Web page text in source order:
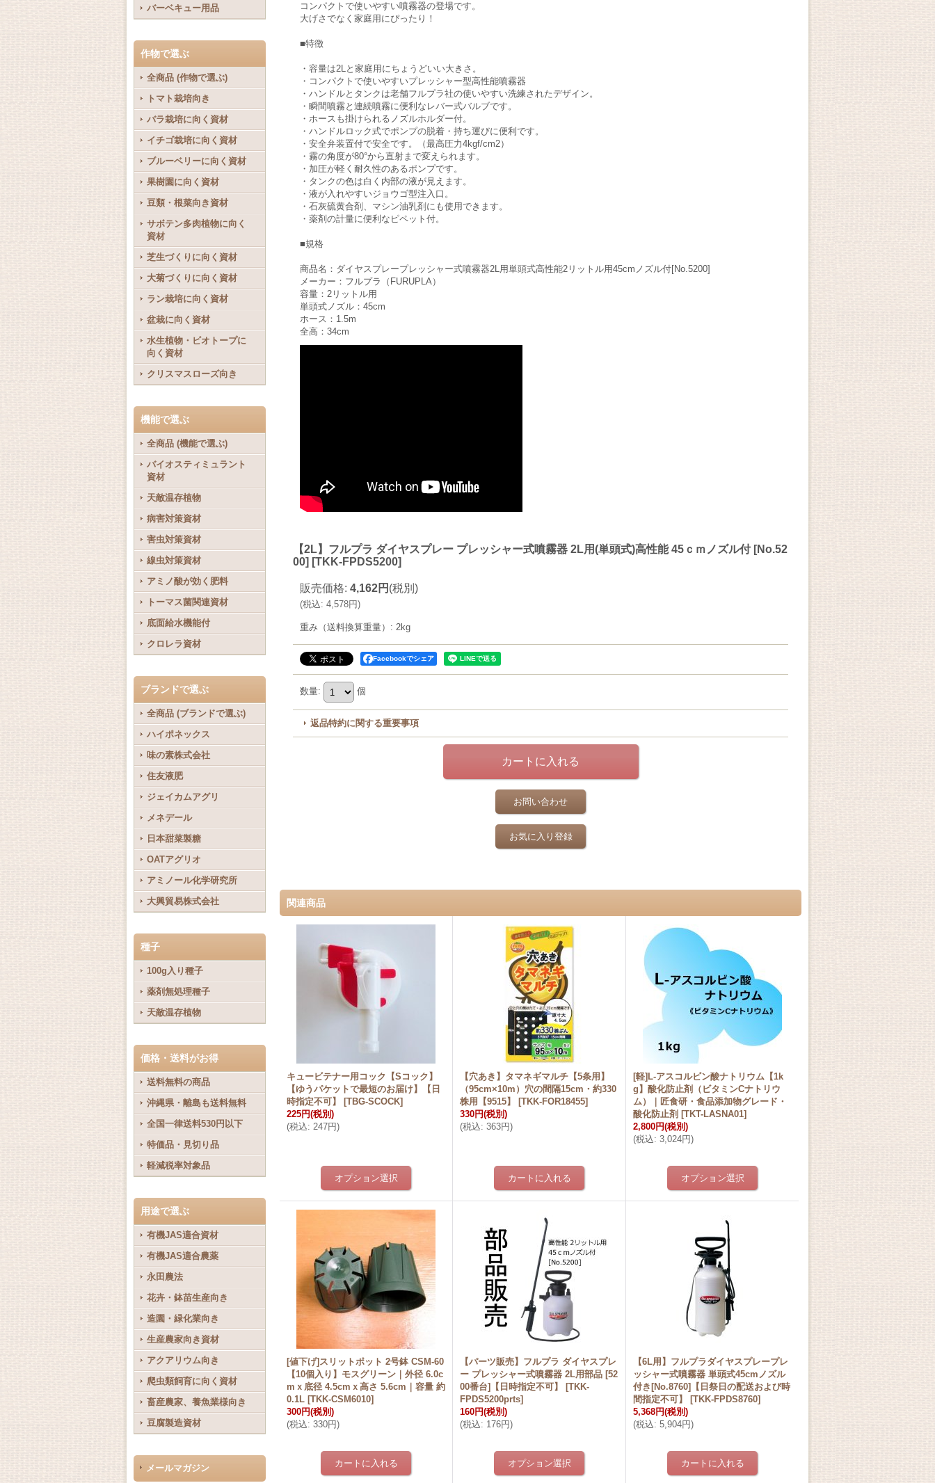
バーベキュー用品
作物で選ぶ
全商品 (作物で選ぶ)
トマト栽培向き
バラ栽培に向く資材
イチゴ栽培に向く資材
ブルーベリーに向く資材
果樹園に向く資材
豆類・根菜向き資材
サボテン多肉植物に向く
資材
芝生づくりに向く資材
大菊づくりに向く資材
ラン栽培に向く資材
盆栽に向く資材
水生植物・ビオトープに
向く資材
クリスマスローズ向き
機能で選ぶ
全商品 (機能で選ぶ)
バイオスティミュラント
資材
天敵温存植物
病害対策資材
害虫対策資材
線虫対策資材
アミノ酸が効く肥料
トーマス菌関連資材
底面給水機能付
クロレラ資材
ブランドで選ぶ
全商品 (ブランドで選ぶ)
ハイポネックス
味の素株式会社
住友液肥
ジェイカムアグリ
メネデール
日本甜菜製糖
OATアグリオ
アミノール化学研究所
大興貿易株式会社
種子
100g入り種子
薬剤無処理種子
天敵温存植物
価格・送料がお得
送料無料の商品
沖縄県・離島も送料無料
全国一律送料530円以下
特価品・見切り品
軽減税率対象品
用途で選ぶ
有機JAS適合資材
有機JAS適合農薬
永田農法
花卉・鉢苗生産向き
造園・緑化業向き
生産農家向き資材
アクアリウム向き
爬虫類飼育に向く資材
畜産農家、養魚業様向き
豆腐製造資材
メールマガジン
コンパクトで使いやすい噴霧器の登場です。
大げさでなく家庭用にぴったり！
■特徴
・容量は2Lと家庭用にちょうどいい大きさ。
・コンパクトで使いやすいプレッシャー型高性能噴霧器
・ハンドルとタンクは老舗フルプラ社の使いやすい洗練されたデザイン。
・瞬間噴霧と連続噴霧に便利なレバー式バルブです。
・ホースも掛けられるノズルホルダー付。
・ハンドルロック式でポンプの脱着・持ち運びに便利です。
・安全弁装置付で安全です。（最高圧力4kgf/cm2）
・霧の角度が80°から直射まで変えられます。
・加圧が軽く耐久性のあるポンプです。
・タンクの色は白く内部の液が見えます。
・液が入れやすいジョウゴ型注入口。
・石灰硫黄合剤、マシン油乳剤にも使用できます。
・薬剤の計量に便利なピペット付。
■規格
商品名：ダイヤスプレープレッシャー式噴霧器2L用単頭式高性能2リットル用45cmノズル付[No.5200]
メーカー：フルプラ（FURUPLA）
容量：2リットル用
単頭式ノズル：45cm
ホース：1.5m
全高：34cm
【2L】フルプラ ダイヤスプレー プレッシャー式噴霧器 2L用(単頭式)高性能 45ｃｍノズル付 [No.52
00] [TKK-FPDS5200]
販売価格: 4,162円 (税別)
(税込: 4,578円)
重み（送料換算重量） : 2kg
Facebookでシェア
数量: 個
返品特約に関する重要事項
お問い合わせ
お気に入り登録
関連商品
キュービテナー用コック【Sコック】
【ゆうパケットで最短のお届け】【日
時指定不可】
[TBG-SCOCK]
225円(税別)
(税込: 247円)
【穴あき】タマネギマルチ【5条用】
（95cm×10m）穴の間隔15cm・約330
株用【9515】
[TKK-FOR18455]
330円(税別)
(税込: 363円)
[軽]L-アスコルビン酸ナトリウム【1k
g】酸化防止剤（ビタミンCナトリウ
ム）｜匠食研・食品添加物グレード・
酸化防止剤 [TKT-LASNA01]
2,800円(税別)
(税込: 3,024円)
[値下げ]スリットポット 2号鉢 CSM-60
【10個入り】モスグリーン｜外径 6.0c
mｘ底径 4.5cmｘ高さ 5.6cm｜容量 約
0.1L [TKK-CSM6010]
300円(税別)
(税込: 330円)
【パーツ販売】フルプラ ダイヤスプレ
ー プレッシャー式噴霧器 2L用部品 [52
00番台]【日時指定不可】
[TKK-
FPDS5200prts]
160円(税別)
(税込: 176円)
【6L用】フルプラダイヤスプレープレ
ッシャー式噴霧器 単頭式45cmノズル
付き[No.8760]【日祭日の配送および時
間指定不可】
[TKK-FPDS8760]
5,368円(税別)
(税込: 5,904円)